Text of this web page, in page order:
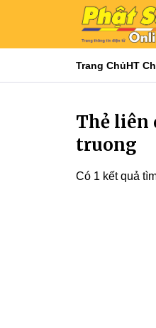
Trang ChủHT
Thẻ liên
truong
Có 1 kết quả